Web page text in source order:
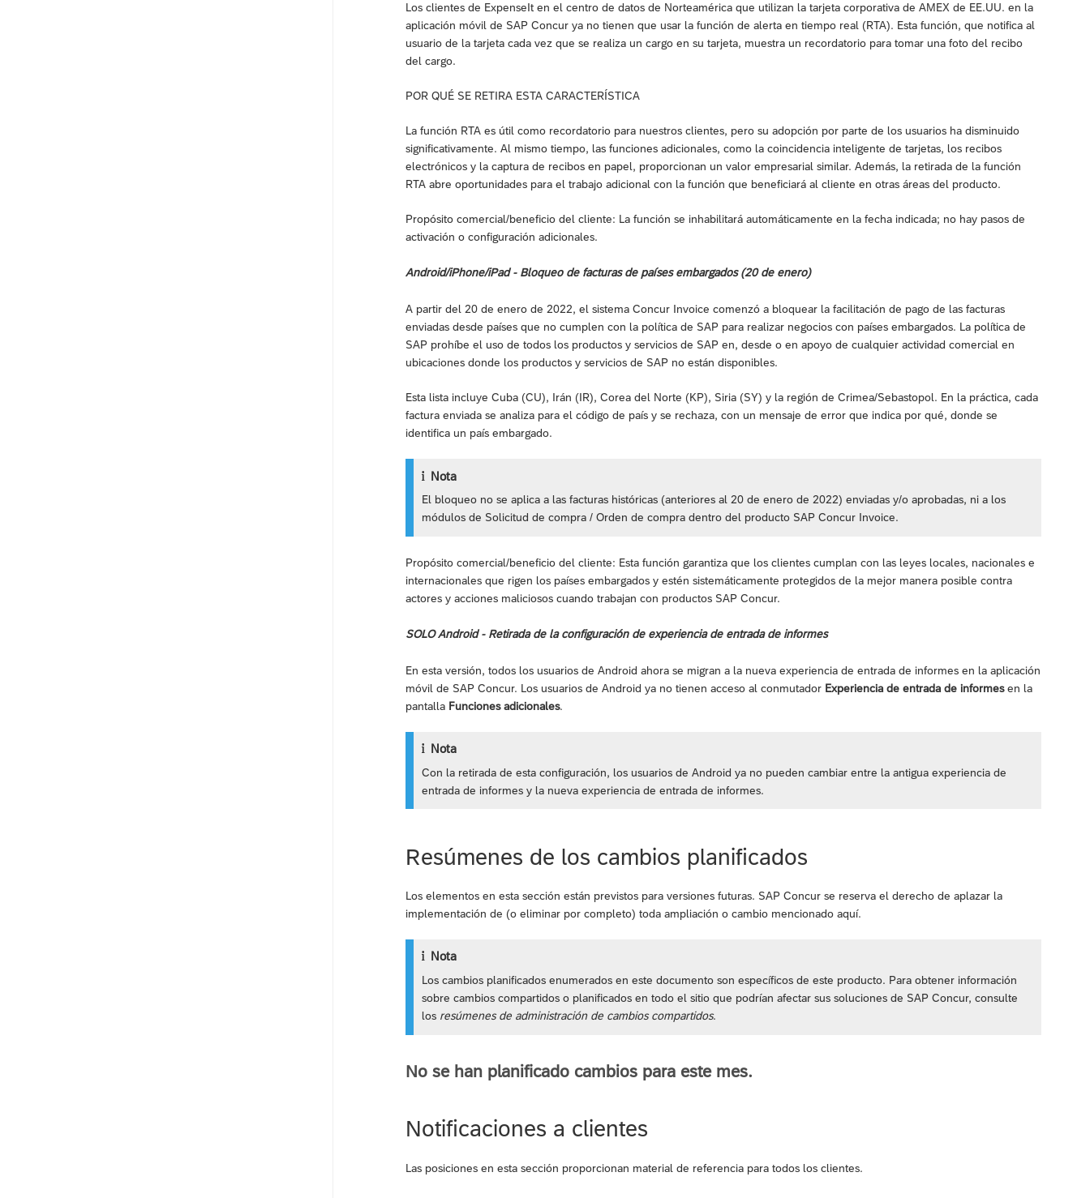
Los clientes de ExpenseIt en el centro de datos de Norteamérica que utilizan la tarjeta corporativa de AMEX de EE.UU. en la
aplicación móvil de SAP Concur ya no tienen que usar la función de alerta en tiempo real (RTA). Esta función, que notifica al
usuario de la tarjeta cada vez que se realiza un cargo en su tarjeta, muestra un recordatorio para tomar una foto del recibo
del cargo.
POR QUÉ SE RETIRA ESTA CARACTERÍSTICA
La función RTA es útil como recordatorio para nuestros clientes, pero su adopción por parte de los usuarios ha disminuido
significativamente. Al mismo tiempo, las funciones adicionales, como la coincidencia inteligente de tarjetas, los recibos
electrónicos y la captura de recibos en papel, proporcionan un valor empresarial similar. Además, la retirada de la función
RTA abre oportunidades para el trabajo adicional con la función que beneficiará al cliente en otras áreas del producto.
Propósito comercial/beneficio del cliente: La función se inhabilitará automáticamente en la fecha indicada; no hay pasos de
activación o configuración adicionales.
Android/iPhone/iPad - Bloqueo de facturas de países embargados (20 de enero)
A partir del 20 de enero de 2022, el sistema Concur Invoice comenzó a bloquear la facilitación de pago de las facturas
enviadas desde países que no cumplen con la política de SAP para realizar negocios con países embargados. La política de
SAP prohíbe el uso de todos los productos y servicios de SAP en, desde o en apoyo de cualquier actividad comercial en
ubicaciones donde los productos y servicios de SAP no están disponibles.
Esta lista incluye Cuba (CU), Irán (IR), Corea del Norte (KP), Siria (SY) y la región de Crimea/Sebastopol. En la práctica, cada
factura enviada se analiza para el código de país y se rechaza, con un mensaje de error que indica por qué, donde se
identifica un país embargado.
Nota
El bloqueo no se aplica a las facturas históricas (anteriores al 20 de enero de 2022) enviadas y/o aprobadas, ni a los
módulos de Solicitud de compra / Orden de compra dentro del producto SAP Concur Invoice.
Propósito comercial/beneficio del cliente: Esta función garantiza que los clientes cumplan con las leyes locales, nacionales e
internacionales que rigen los países embargados y estén sistemáticamente protegidos de la mejor manera posible contra
actores y acciones maliciosos cuando trabajan con productos SAP Concur.
SOLO Android - Retirada de la configuración de experiencia de entrada de informes
En esta versión, todos los usuarios de Android ahora se migran a la nueva experiencia de entrada de informes en la aplicación
móvil de SAP Concur. Los usuarios de Android ya no tienen acceso al conmutador Experiencia de entrada de informesen la
pantalla Funciones adicionales.
Nota
Con la retirada de esta configuración, los usuarios de Android ya no pueden cambiar entre la antigua experiencia de
entrada de informes y la nueva experiencia de entrada de informes.
Resúmenes de los cambios planificados
Los elementos en esta sección están previstos para versiones futuras. SAP Concur se reserva el derecho de aplazar la
implementación de (o eliminar por completo) toda ampliación o cambio mencionado aquí.
Nota
Los cambios planificados enumerados en este documento son específicos de este producto. Para obtener información
sobre cambios compartidos o planificados en todo el sitio que podrían afectar sus soluciones de SAP Concur, consulte
los resúmenes de administración de cambios compartidos.
No se han planificado cambios para este mes.
Notificaciones a clientes
Las posiciones en esta sección proporcionan material de referencia para todos los clientes.